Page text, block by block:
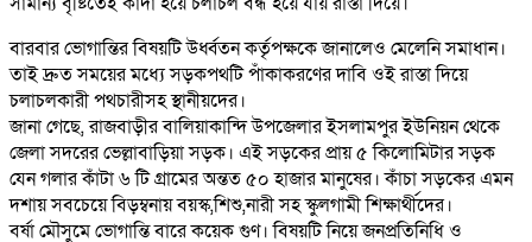
বারবার ভোগান্তির বিষয়টি উর্ধ্বতন কর্তৃপক্ষকে জানালেও মেলেনি সমাধান।
তাই দ্রুত সময়ের মধ্যে সড়কপথটি পাঁকাকরণের দাবি ওই রাস্তা দিয়ে
চলাচলকারী পথচারীসহ স্থানীয়দের।
জানা গেছে, রাজবাড়ীর বালিয়াকান্দি উপজেলার ইসলামপুর ইউনিয়ন থেকে
জেলা সদরের ভেল্লাবাড়িয়া সড়ক। এই সড়কের প্রায় ৫ কিলোমিটার সড়ক
যেন গলার কাঁটা ৬ টি গ্রামের অন্তত ৫০ হাজার মানুষের। কাঁচা সড়কের এমন
দশায় সবচেয়ে বিড়ম্বনায় বয়স্ক,শিশু,নারী সহ স্কুলগামী শিক্ষার্থীদের।
বর্ষা মৌসুমে ভোগান্তি বারে কয়েক গুণ। বিষয়টি নিয়ে জনপ্রতিনিধি ও